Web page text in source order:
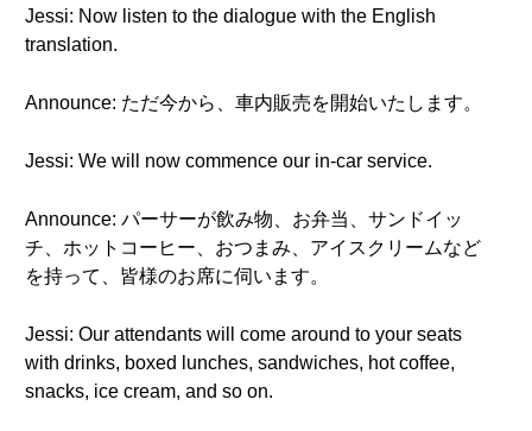
Jessi: Now listen to the dialogue with the English
translation.
Announce: ただ今から、車内販売を開始いたします。
Jessi: We will now commence our in-car service.
Announce: パーサーが飲み物、お弁当、サンドイッ
チ、ホットコーヒー、おつまみ、アイスクリームなど
を持って、皆様のお席に伺います。
Jessi: Our attendants will come around to your seats
with drinks, boxed lunches, sandwiches, hot coffee,
snacks, ice cream, and so on.